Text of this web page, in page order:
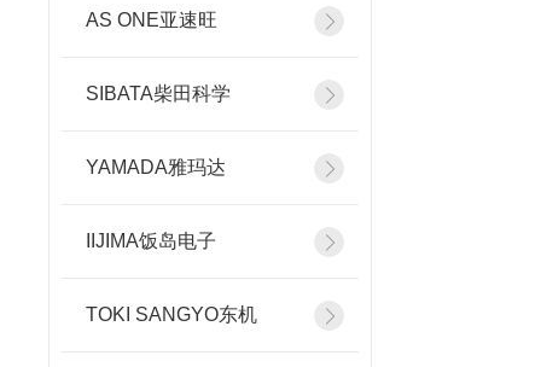
AS ONE亚速旺
SIBATA柴田科学
YAMADA雅玛达
IIJIMA饭岛电子
TOKI SANGYO东机